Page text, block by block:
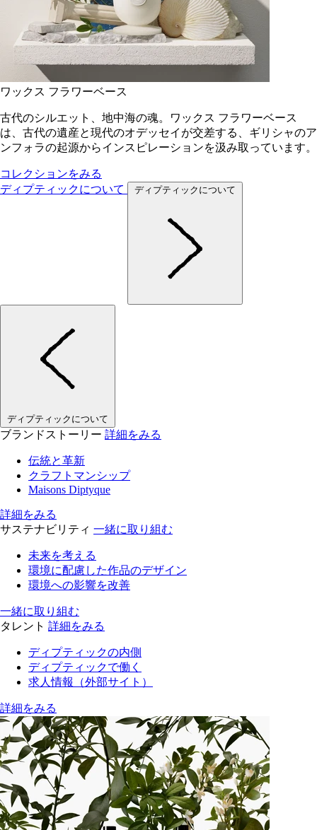
ワックス フラワーベース
古代のシルエット、地中海の魂。ワックス フラワーベース
は、古代の遺産と現代のオデッセイが交差する、ギリシャのア
ンフォラの起源からインスピレーションを汲み取っています。
コレクションをみる
ディプティックについて
ディプティックについて
ディプティックについて
ブランドストーリー 詳細をみる
伝統と革新
クラフトマンシップ
Maisons Diptyque
詳細をみる
サステナビリティ 一緒に取り組む
未来を考える
環境に配慮した作品のデザイン
環境への影響を改善
一緒に取り組む
タレント 詳細をみる
ディプティックの内側
ディプティックで働く
求人情報（外部サイト）
詳細をみる